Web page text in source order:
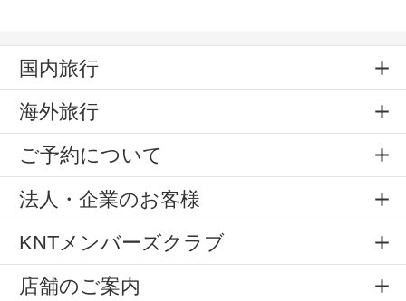
国内旅行
海外旅行
ご予約について
法人・企業のお客様
KNTメンバーズクラブ
店舗のご案内